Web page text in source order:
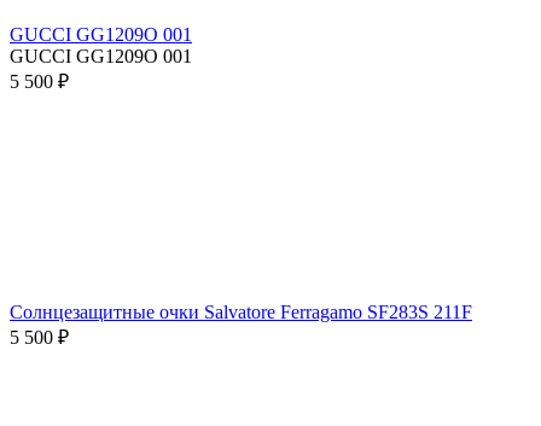
GUCCI GG1209O 001
GUCCI GG1209O 001
5 500 ₽
Солнцезащитные очки Salvatore Ferragamo SF283S 211F
5 500 ₽